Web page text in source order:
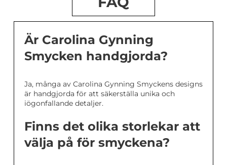
Är Carolina Gynning
Smycken handgjorda?
Ja, många av Carolina Gynning Smyckens designs
är handgjorda för att säkerställa unika och
iögonfallande detaljer.
Finns det olika storlekar att
välja på för smyckena?